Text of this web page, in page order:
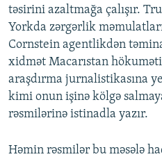
təsirini azaltmağa çalışır.
Yorkda zərgərlik
Cornstein agentlikdən
xidmət Macarıstan
araşdırma jurnalistikasına
kimi onun işinə kölgə
rəsmilərinə istinadla yazır.
Həmin rəsmilər bu məsələ